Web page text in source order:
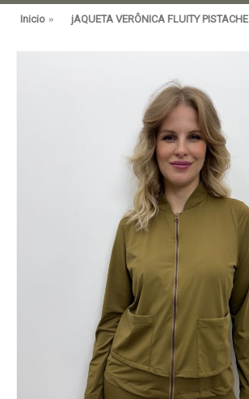
Inicio jAQUETA VERÔNICA FLUITY PISTACHE